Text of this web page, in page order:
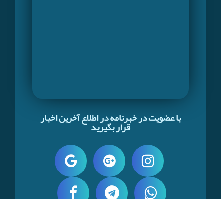
با عضویت در خبرنامه در اطلاع آخرین اخبار
قرار بگیرید